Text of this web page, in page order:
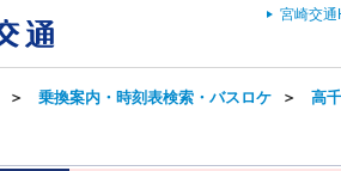
宮崎交通
＞ 乗換案内・時刻表検索・バスロケ ＞ 高